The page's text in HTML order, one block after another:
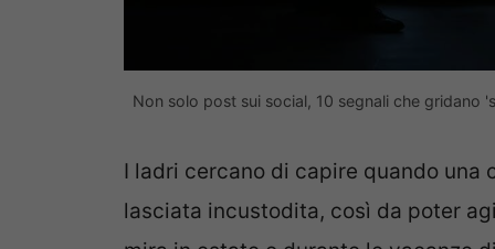
Non solo post sui social, 10 segnali che gridano
I ladri cercano di capire quando una
lasciata incustodita, così da poter